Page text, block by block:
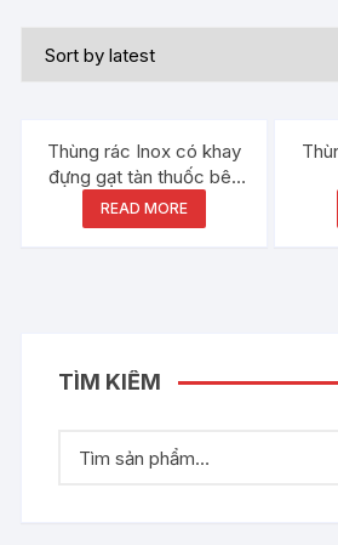
Thùng rác Inox có khay
đựng gạt tàn thuốc bên
trên
READ MORE
TÌM KIẾM